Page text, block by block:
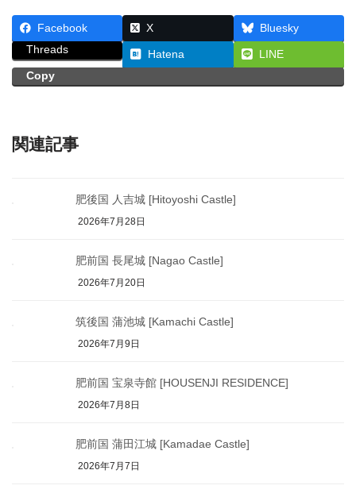
Facebook X
Bluesky
Threads
Hatena
LINE
Copy
関連記事
肥後国 人吉城 [Hitoyoshi Castle]
2026年7月28日
肥前国 長尾城 [Nagao Castle]
2026年7月20日
筑後国 蒲池城 [Kamachi Castle]
2026年7月9日
肥前国 宝泉寺館 [HOUSENJI RESIDENCE]
2026年7月8日
肥前国 蒲田江城 [Kamadae Castle]
2026年7月7日